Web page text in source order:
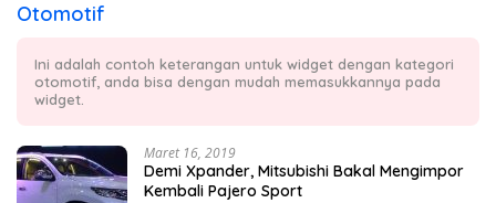
Otomotif
Ini adalah contoh keterangan untuk widget dengan kategori
otomotif, anda bisa dengan mudah memasukkannya pada
widget.
Maret 16, 2019
Demi Xpander, Mitsubishi Bakal Mengimpor
Kembali Pajero Sport